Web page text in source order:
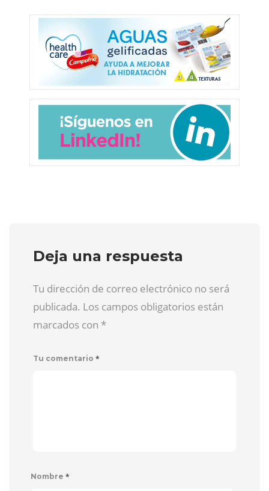
Deja una respuesta
Tu dirección de correo electrónico no será
publicada. Los campos obligatorios están
marcados con *
Tu comentario *
Nombre *